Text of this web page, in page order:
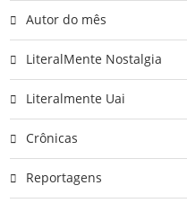
Autor do mês
LiteralMente Nostalgia
Literalmente Uai
Crônicas
Reportagens